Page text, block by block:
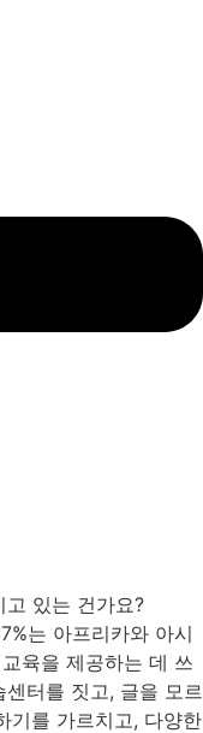
있는 건가요?
는 아프리카와 아시
육을 제공하는 데 쓰
터를 짓고, 글을 모르
기를 가르치고, 다양한